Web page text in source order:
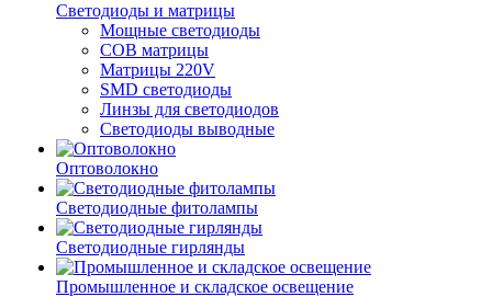
Светодиоды и матрицы
Мощные светодиоды
COB матрицы
Матрицы 220V
SMD светодиоды
Линзы для светодиодов
Светодиоды выводные
Оптоволокно
Светодиодные фитолампы
Светодиодные гирлянды
Промышленное и складское освещение